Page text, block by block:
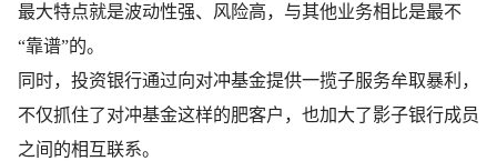
最大特点就是波动性强、风险高，与其他业务相比是最不
“靠谱”的。
同时，投资银行通过向对冲基金提供一揽子服务牟取暴利，
不仅抓住了对冲基金这样的肥客户，也加大了影子银行成员
之间的相互联系。